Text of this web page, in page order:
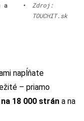
a
•
Zdroj:
TOUCHIT.sk
napĺňate
– priamo
18 000 strán a na